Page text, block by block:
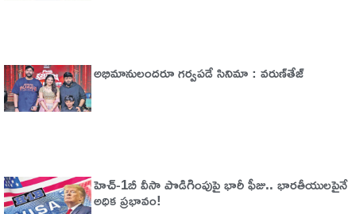
అభిమానులందరూ గర్వపడే సినిమా : వరుణ్‌తేజ్‌
హెచ్‌-1బీ వీసా పొడిగింపుపై భారీ ఫీజు.. భారతీయులపైనే
అధిక ప్రభావం!